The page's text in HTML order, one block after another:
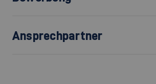
Ansprechpartner